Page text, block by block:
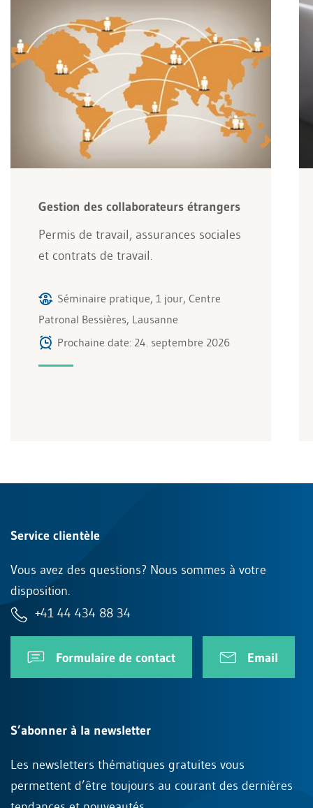
Gestion des collaborateurs étrangers
Permis de travail, assurances sociales
et contrats de travail.
Séminaire pratique, 1 jour, Centre
Patronal Bessières, Lausanne
Prochaine date: 24. septembre 2026
Service clientèle
Vous avez des questions? Nous sommes à votre
disposition.
+41 44 434 88 34
Formulaire de contact Email
S’abonner à la newsletter
Les newsletters thématiques gratuites vous
permettent d’être toujours au courant des dernières